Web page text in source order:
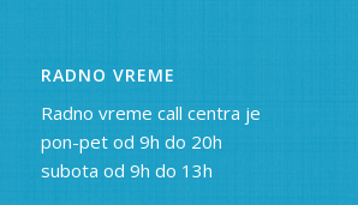
RADNO VREME
Radno vreme call centra je
pon-pet od 9h do 20h
subota od 9h do 13h